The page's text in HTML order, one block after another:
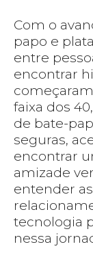
Com o
papo e
entre
encontrar
faixa dos
de bate-
seguras,
encontrar
amizade
entender
tecnologia
nessa